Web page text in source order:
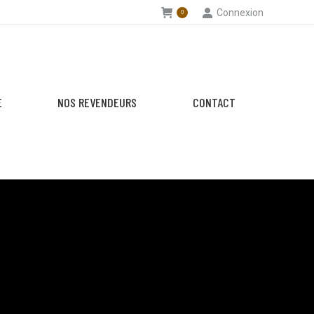
0 Connexion
NOS REVENDEURS CONTACT